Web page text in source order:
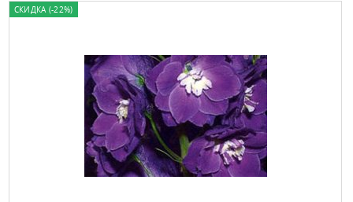
СКИДКА (-22%)